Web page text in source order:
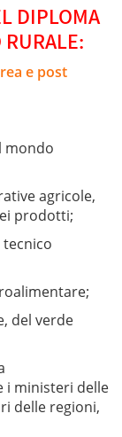
DIPLOMA
e post
mondo
agricole,
prodotti;
del verde
i ministeri delle
delle regioni,